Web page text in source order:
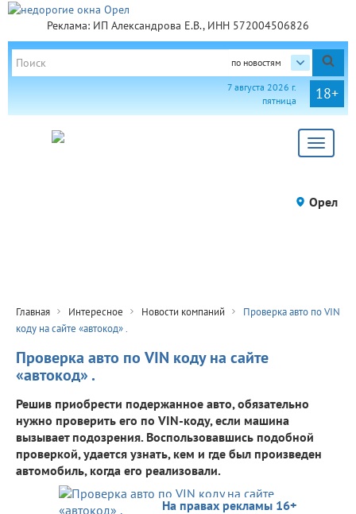
Реклама: ИП Александрова Е.В., ИНН 572004506826
по новостям
18+
7 августа 2026 г.
пятница
Toggle
Орел
Главная Интересное Новости компаний
Проверка авто по VIN
коду на сайте «автокод» .
Проверка авто по VIN коду на сайте
«автокод» .
Решив приобрести подержанное авто, обязательно
нужно проверить его по VIN-коду, если машина
вызывает подозрения. Воспользовавшись подобной
проверкой, удается узнать, кем и где был произведен
автомобиль, когда его реализовали.
На правах рекламы 16+